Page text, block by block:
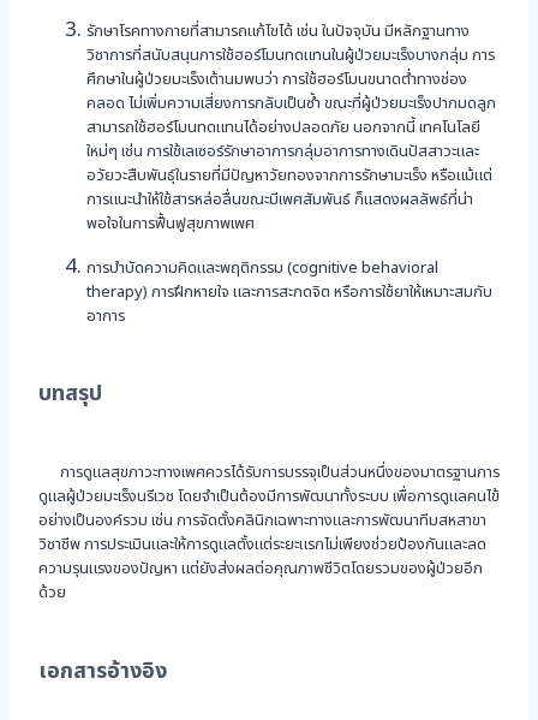
รักษาโรคทางกายที่สามารถแก้ไขได้ เช่น ในปัจจุบัน มีหลักฐานทาง
วิชาการที่สนับสนุนการใช้ฮอร์โมนทดแทนในผู้ป่วยมะเร็งบางกลุ่ม การ
ศึกษาในผู้ป่วยมะเร็งเต้านมพบว่า การใช้ฮอร์โมนขนาดต่ำทางช่อง
คลอด ไม่เพิ่มความเสี่ยงการกลับเป็นซ้ำ ขณะที่ผู้ป่วยมะเร็งปากมดลูก
สามารถใช้ฮอร์โมนทดแทนได้อย่างปลอดภัย นอกจากนี้ เทคโนโลยี
ใหม่ๆ เช่น การใช้เลเซอร์รักษาอาการกลุ่มอาการทางเดินปัสสาวะและ
อวัยวะสืบพันธุ์ในรายที่มีปัญหาวัยทองจากการรักษามะเร็ง หรือแม้แต่
การแนะนำให้ใช้สารหล่อลื่นขณะมีเพศสัมพันธ์ ก็แสดงผลลัพธ์ที่น่า
พอใจในการฟื้นฟูสุขภาพเพศ
การบำบัดความคิดและพฤติกรรม (cognitive behavioral
therapy) การฝึกหายใจ และการสะกดจิต หรือการใช้ยาให้เหมาะสมกับ
อาการ
บทสรุป
การดูแลสุขภาวะทางเพศควรได้รับการบรรจุเป็นส่วนหนึ่งของมาตรฐานการ
ดูแลผู้ป่วยมะเร็งนรีเวช โดยจำเป็นต้องมีการพัฒนาทั้งระบบ เพื่อการดูแลคนไข้
อย่างเป็นองค์รวม เช่น การจัดตั้งคลินิกเฉพาะทางและการพัฒนาทีมสหสาขา
วิชาชีพ การประเมินและให้การดูแลตั้งแต่ระยะแรกไม่เพียงช่วยป้องกันและลด
ความรุนแรงของปัญหา แต่ยังส่งผลต่อคุณภาพชีวิตโดยรวมของผู้ป่วยอีก
ด้วย
เอกสารอ้างอิง